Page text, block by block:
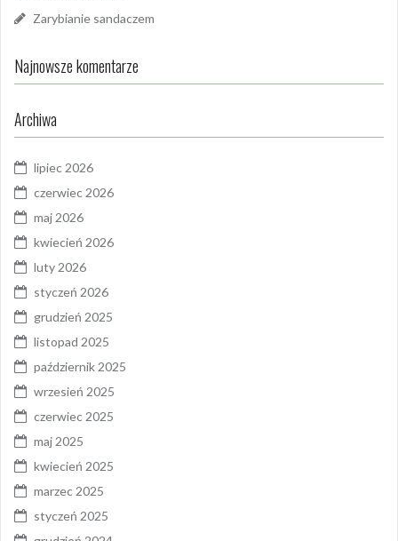
Zarybianie sandaczem
Najnowsze komentarze
Archiwa
lipiec 2026
czerwiec 2026
maj 2026
kwiecień 2026
luty 2026
styczeń 2026
grudzień 2025
listopad 2025
październik 2025
wrzesień 2025
czerwiec 2025
maj 2025
kwiecień 2025
marzec 2025
styczeń 2025